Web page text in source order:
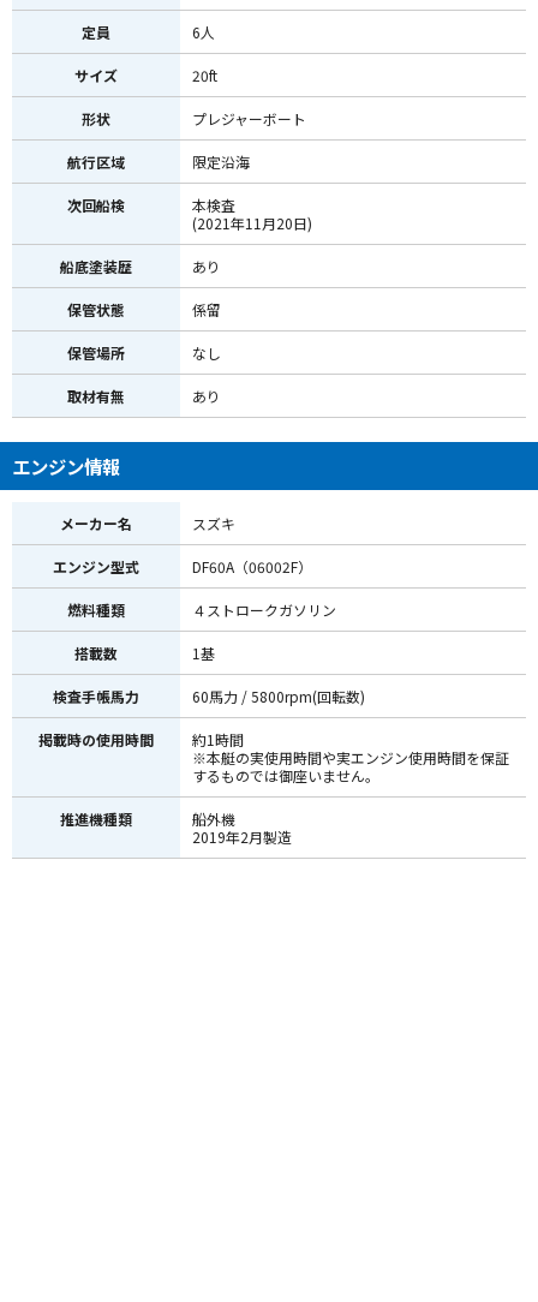
定員 6人
サイズ 20ft
形状 プレジャーボート
航行区域 限定沿海
次回船検
本検査
(2021年11月20日)
船底塗装歴 あり
保管状態 係留
保管場所 なし
取材有無 あり
エンジン情報
メーカー名 スズキ
エンジン型式 DF60A（06002F）
燃料種類 ４ストロークガソリン
搭載数 1基
検査手帳馬力 60馬力 / 5800rpm(回転数)
掲載時の使用時間
約1時間
※本艇の実使用時間や実エンジン使用時間を保証
するものでは御座いません。
推進機種類
船外機
2019年2月製造